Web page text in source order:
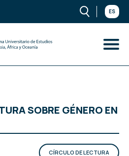
ES
SOBRE GÉNERO EN
CÍRCULO DE LECTURA